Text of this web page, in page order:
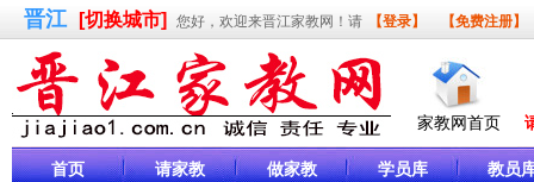
晋江 [切换城市] 您好，欢迎来晋江家教网！请 【登录】 【免费注册】
家教网首页
首页 请家教 做家教 学员库 教员